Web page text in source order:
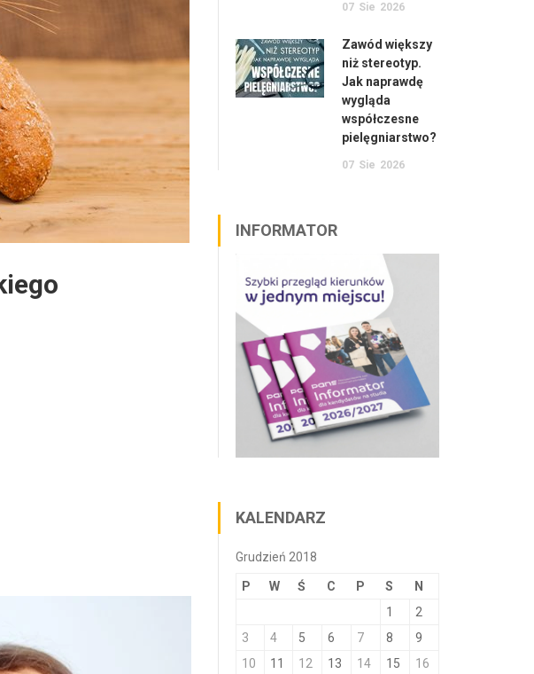
07 Sie 2026
Zawód większy
niż stereotyp.
Jak naprawdę
wygląda
współczesne
pielęgniarstwo?
07 Sie 2026
INFORMATOR
KALENDARZ
Grudzień 2018
P W Ś C P S N
1
2
3
4 5 6 7 8
9
10
11 12 13 14 15
16